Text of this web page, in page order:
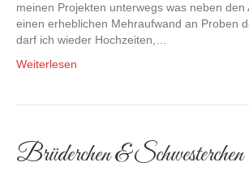
meinen Projekten unterwegs was neben den
einen erheblichen Mehraufwand an Proben
darf ich wieder Hochzeiten,…
Weiterlesen
Brüderchen & Schwesterchen